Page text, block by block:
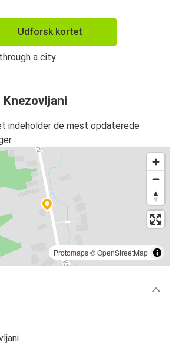
Udforsk kortet
indeholder de mest opdaterede
Protomaps©OpenStreetMap